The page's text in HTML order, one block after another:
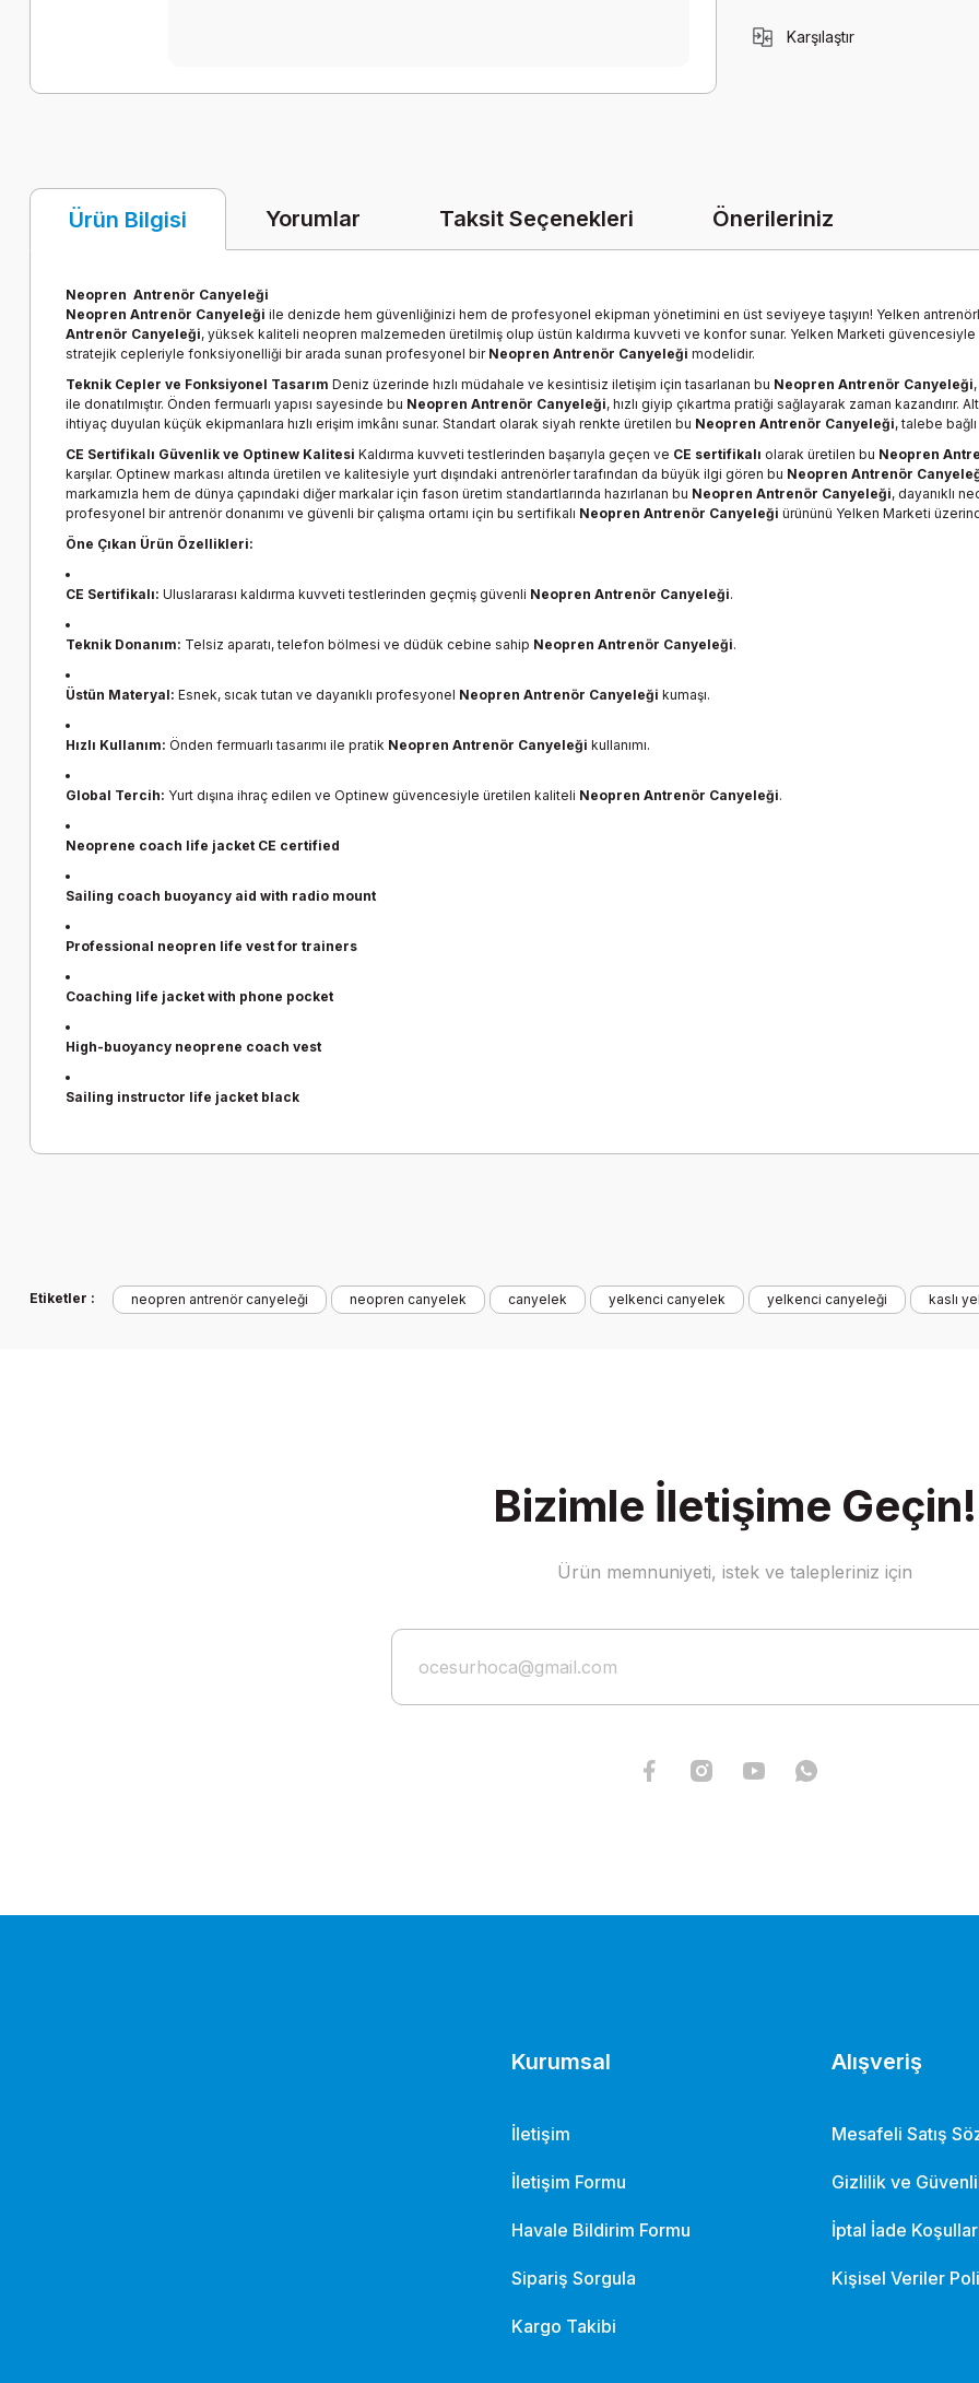
Karşılaştır
Ürün Bilgisi Yorumlar Taksit Seçenekleri Önerileriniz
Neopren Antrenör Canyeleği
Neopren Antrenör Canyeleği ile denizde hem güvenliğinizi hem de profesyonel ekipman yönetimini en üst seviyeye taşıyın! Yelken
Antrenör Canyeleği, yüksek kaliteli neopren malzemeden üretilmiş olup üstün kaldırma kuvveti ve konfor sunar. Yelken Marketi güvencesiyle
stratejik cepleriyle fonksiyonelliği bir arada sunan profesyonel bir Neopren Antrenör Canyeleği modelidir.
Teknik Cepler ve Fonksiyonel Tasarım Deniz üzerinde hızlı müdahale ve kesintisiz iletişim için tasarlanan bu Neopren Antrenör Canyeleği
ile donatılmıştır. Önden fermuarlı yapısı sayesinde bu Neopren Antrenör Canyeleği, hızlı giyip çıkartma pratiği sağlayarak zaman kazandırır.
ihtiyaç duyulan küçük ekipmanlara hızlı erişim imkânı sunar. Standart olarak siyah renkte üretilen bu Neopren Antrenör Canyeleği, talebe
CE Sertifikalı Güvenlik ve Optinew Kalitesi Kaldırma kuvveti testlerinden başarıyla geçen ve CE sertifikalı olarak üretilen bu Neopren
karşılar. Optinew markası altında üretilen ve kalitesiyle yurt dışındaki antrenörler tarafından da büyük ilgi gören bu Neopren Antrenör
markamızla hem de dünya çapındaki diğer markalar için fason üretim standartlarında hazırlanan bu Neopren Antrenör Canyeleği, dayanıklı
profesyonel bir antrenör donanımı ve güvenli bir çalışma ortamı için bu sertifikalı Neopren Antrenör Canyeleği ürününü Yelken Marketi
Öne Çıkan Ürün Özellikleri:
CE Sertifikalı: Uluslararası kaldırma kuvveti testlerinden geçmiş güvenli Neopren Antrenör Canyeleği.
Teknik Donanım: Telsiz aparatı, telefon bölmesi ve düdük cebine sahip Neopren Antrenör Canyeleği.
Üstün Materyal: Esnek, sıcak tutan ve dayanıklı profesyonel Neopren Antrenör Canyeleği kumaşı.
Hızlı Kullanım: Önden fermuarlı tasarımı ile pratik Neopren Antrenör Canyeleği kullanımı.
Global Tercih: Yurt dışına ihraç edilen ve Optinew güvencesiyle üretilen kaliteli Neopren Antrenör Canyeleği.
Neoprene coach life jacket CE certified
Sailing coach buoyancy aid with radio mount
Professional neopren life vest for trainers
Coaching life jacket with phone pocket
High-buoyancy neoprene coach vest
Sailing instructor life jacket black
Yorum Yaz
Ürün açıklamasında eksik bilgiler bulunuyor.
Etiketler : neopren antrenör canyeleği neopren canyelek canyelek yelkenci canyelek yelkenci canyeleği kaslı
Bizimle İletişime Geçin!
Ürün memnuniyeti, istek ve talepleriniz için
Kurumsal
İletişim
İletişim Formu
Havale Bildirim Formu
Sipariş Sorgula
Kargo Takibi
Alışveriş
Mesafeli Satış
Gizlilik ve
İptal İade
Kişisel Veriler